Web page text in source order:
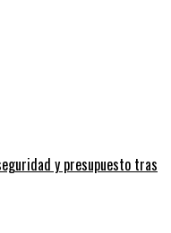
y presupuesto tras